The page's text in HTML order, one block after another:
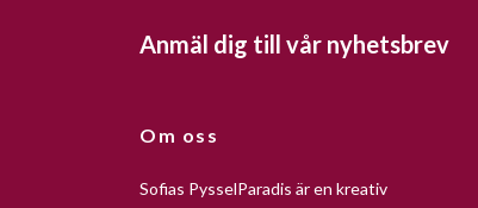
Anmäl dig till vår nyhetsbrev
Om oss
Sofias PysselParadis är en kreativ